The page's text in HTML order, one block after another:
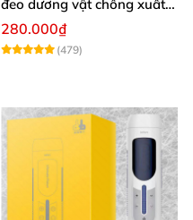
đeo dương vật chống xuất
tinh sớm chất liệu silicon y
tế
280.000₫
(479)